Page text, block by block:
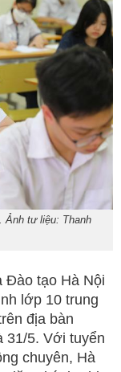
Ảnh tư liệu: Thanh
Đào tạo Hà Nội
lớp 10 trung
địa bàn
31/5. Với tuyển
chuyên, Hà